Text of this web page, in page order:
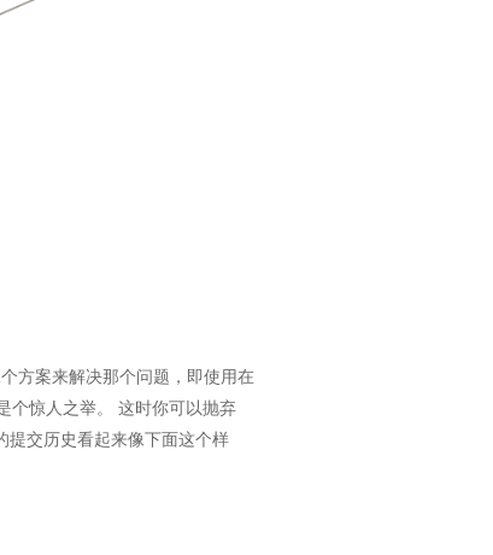
方案来解决那个问题，即使用在
个惊人之举。 这时你可以抛弃
提交历史看起来像下面这个样